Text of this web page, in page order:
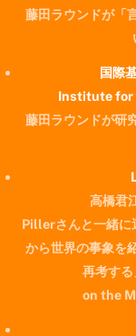
藤田ラウンドが「
国際
Institute for
藤田ラウンドが研
高橋君
Pillerさんと一緒に
から世界の事象を
再考す
on the